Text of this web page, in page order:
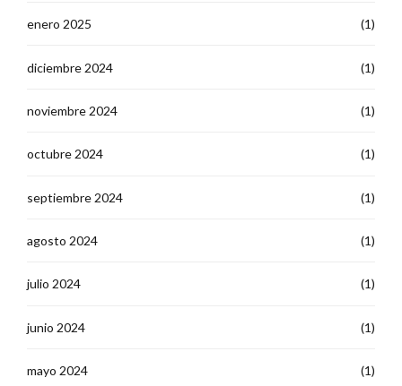
enero 2025 (1)
diciembre 2024 (1)
noviembre 2024 (1)
octubre 2024 (1)
septiembre 2024 (1)
agosto 2024 (1)
julio 2024 (1)
junio 2024 (1)
mayo 2024 (1)